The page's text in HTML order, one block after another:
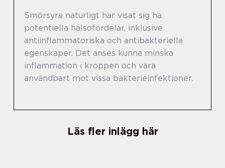
Smörsyra naturligt har visat sig ha
potentiella hälsofördelar, inklusive
antiinflammatoriska och antibakteriella
egenskaper. Det anses kunna minska
inflammation i kroppen och vara
användbart mot vissa bakterieinfektioner.
Läs fler inlägg här